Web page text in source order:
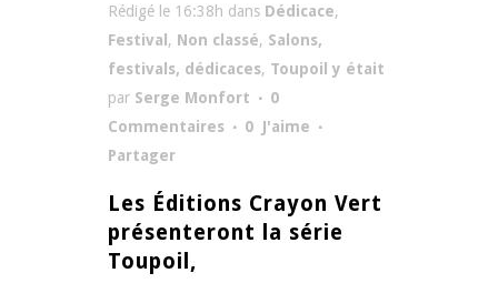
Rédigé le 16:38h dans Dédicace,
Festival , Non classé, Salons,
festivals, dédicaces, Toupoil y était
par Serge Monfort
0
Commentaires
0 J'aime
Partager
Les Éditions Crayon Vert
présenteront la série
Toupoil,